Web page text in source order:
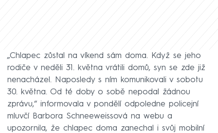
„Chlapec zůstal na víkend sám doma. Když se jeho
rodiče v neděli 31. května vrátili domů, syn se zde již
nenacházel. Naposledy s ním komunikovali v sobotu
30. května. Od té doby o sobě nepodal žádnou
zprávu,“ informovala v pondělí odpoledne policejní
mluvčí Barbora Schneeweissová na webu a
upozornila, že chlapec doma zanechal i svůj mobilní